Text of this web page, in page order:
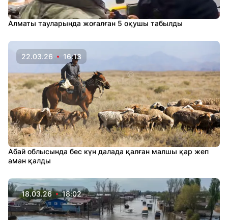
Алматы тауларында жоғалған 5 оқушы табылды
22.03.26 16:13
Абай облысында бес күн далада қалған малшы қар жеп
аман қалды
18.03.26 18:02